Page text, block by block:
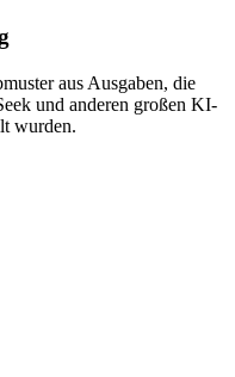
aus Ausgaben, die
und anderen großen KI-
wurden.